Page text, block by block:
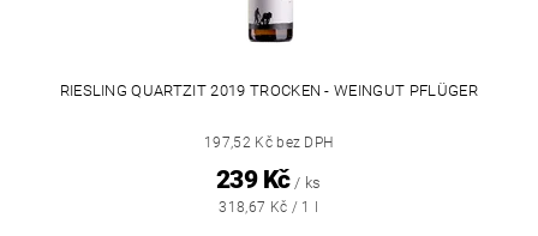
RIESLING QUARTZIT 2019 TROCKEN - WEINGUT PFLÜGER
197,52 Kč bez DPH
239 Kč / ks
318,67 Kč / 1 l